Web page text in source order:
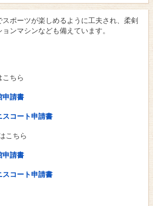
ポーツが楽しめるように工夫され、柔剣
ンマシンなども備えています。
こちら
申請書
スコート申請書
こちら
申請書
スコート申請書